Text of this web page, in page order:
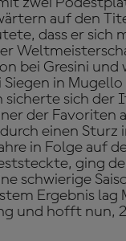
auf den
dass er
bei Gresini
in
sich der
der Favoriten
einen Sturz
in Folge auf
ging
schwierige
Ergebnis
und hofft nun,